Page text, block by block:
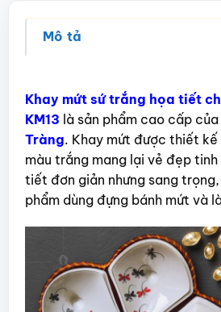
Mô tả
Khay mứt sứ trắng họa tiết
KM13 là sản phẩm cao cấp của
Tràng. Khay mứt được thiết kế
màu trắng mang lại vẻ đẹp
tiết đơn giản nhưng sang
phẩm dùng đựng bánh mứt và